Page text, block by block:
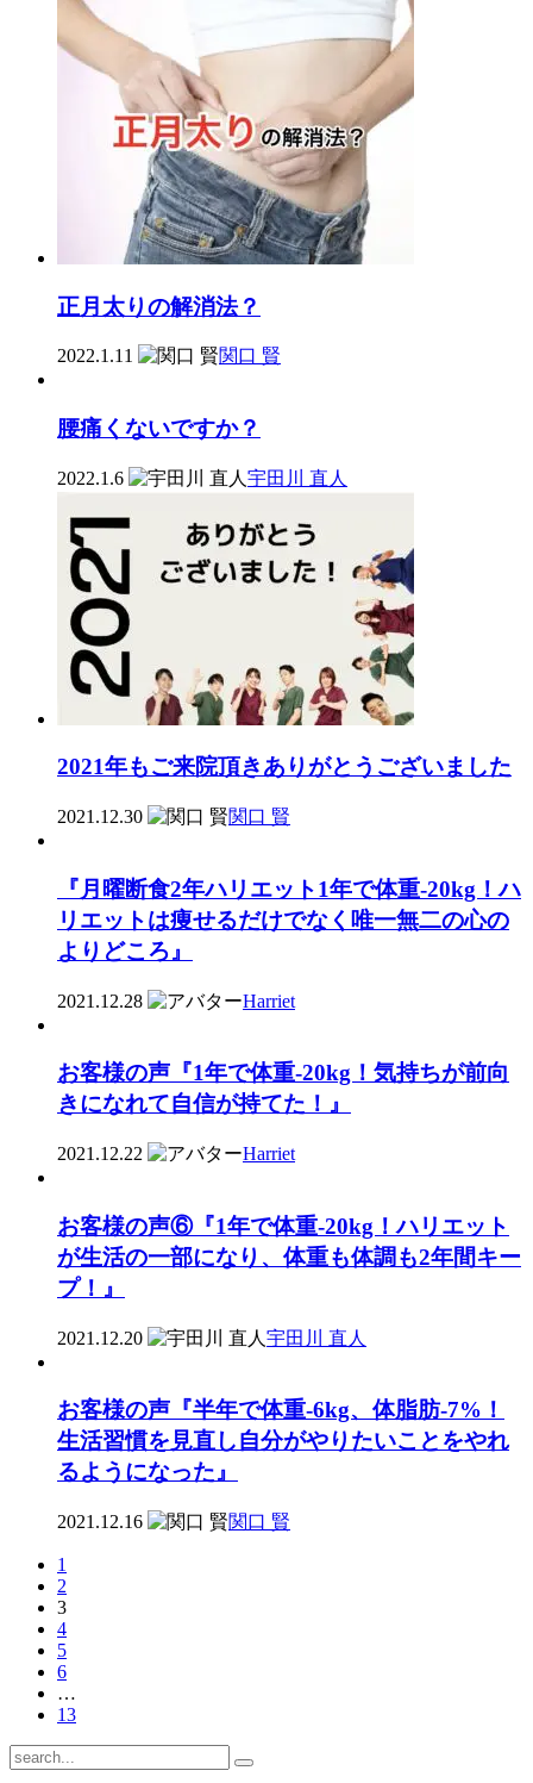
正月太りの解消法？
2022.1.11 関口 賢
腰痛くないですか？
2022.1.6 宇田川 直人
2021年もご来院頂きありがとうございました
2021.12.30 関口 賢
『月曜断食2年ハリエット1年で体重-20kg！ハ
リエットは痩せるだけでなく唯一無二の心の
よりどころ』
2021.12.28 Harriet
お客様の声『1年で体重-20kg！気持ちが前向
きになれて自信が持てた！』
2021.12.22 Harriet
お客様の声⑥『1年で体重-20kg！ハリエット
が生活の一部になり、体重も体調も2年間キー
プ！』
2021.12.20 宇田川 直人
お客様の声『半年で体重-6kg、体脂肪-7%！
生活習慣を見直し自分がやりたいことをやれ
るようになった』
2021.12.16 関口 賢
1
2
3
4
5
6
…
13